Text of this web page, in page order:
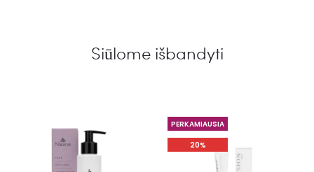
Siūlome išbandyti
PERKAMIAUSIA
20%